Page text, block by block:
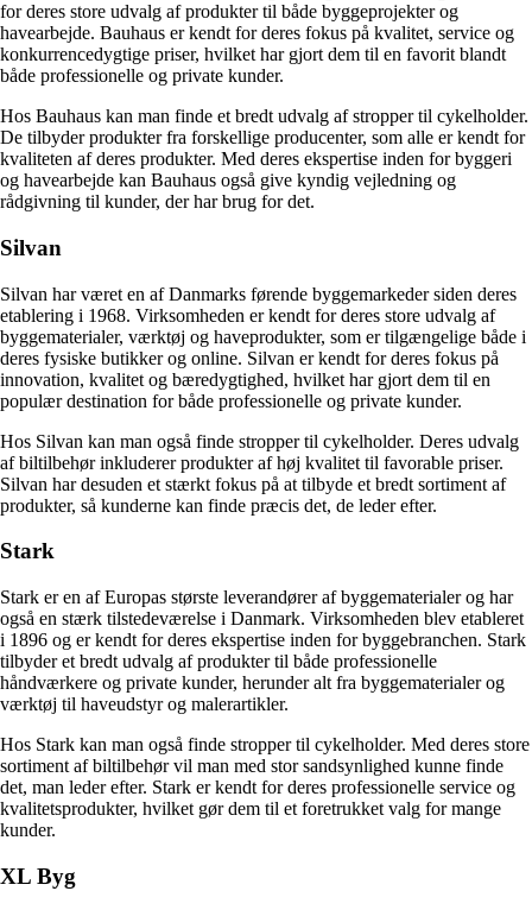
for deres store udvalg af produkter til både byggeprojekter og
havearbejde. Bauhaus er kendt for deres fokus på kvalitet, service og
konkurrencedygtige priser, hvilket har gjort dem til en favorit blandt
både professionelle og private kunder.
Hos Bauhaus kan man finde et bredt udvalg af stropper til cykelholder.
De tilbyder produkter fra forskellige producenter, som alle er kendt for
kvaliteten af deres produkter. Med deres ekspertise inden for byggeri
og havearbejde kan Bauhaus også give kyndig vejledning og
rådgivning til kunder, der har brug for det.
Silvan
Silvan har været en af Danmarks førende byggemarkeder siden deres
etablering i 1968. Virksomheden er kendt for deres store udvalg af
byggematerialer, værktøj og haveprodukter, som er tilgængelige både i
deres fysiske butikker og online. Silvan er kendt for deres fokus på
innovation, kvalitet og bæredygtighed, hvilket har gjort dem til en
populær destination for både professionelle og private kunder.
Hos Silvan kan man også finde stropper til cykelholder. Deres udvalg
af biltilbehør inkluderer produkter af høj kvalitet til favorable priser.
Silvan har desuden et stærkt fokus på at tilbyde et bredt sortiment af
produkter, så kunderne kan finde præcis det, de leder efter.
Stark
Stark er en af Europas største leverandører af byggematerialer og har
også en stærk tilstedeværelse i Danmark. Virksomheden blev etableret
i 1896 og er kendt for deres ekspertise inden for byggebranchen. Stark
tilbyder et bredt udvalg af produkter til både professionelle
håndværkere og private kunder, herunder alt fra byggematerialer og
værktøj til haveudstyr og malerartikler.
Hos Stark kan man også finde stropper til cykelholder. Med deres store
sortiment af biltilbehør vil man med stor sandsynlighed kunne finde
det, man leder efter. Stark er kendt for deres professionelle service og
kvalitetsprodukter, hvilket gør dem til et foretrukket valg for mange
kunder.
XL Byg